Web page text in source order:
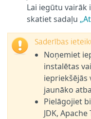
Lai iegūtu vairāk
skatiet sadaļu
Saderības
Noņemiet
instalētas
jaunāko
Pielāgojiet
JDK, Apache